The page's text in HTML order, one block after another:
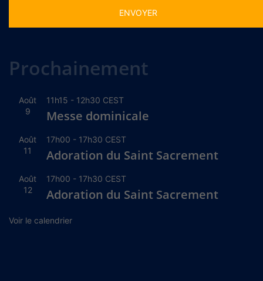
Prochainement
Août
9
11h15 - 12h30 CEST
Messe dominicale
Août
11
17h00 - 17h30 CEST
Adoration du Saint Sacrement
Août
12
17h00 - 17h30 CEST
Adoration du Saint Sacrement
Voir le calendrier